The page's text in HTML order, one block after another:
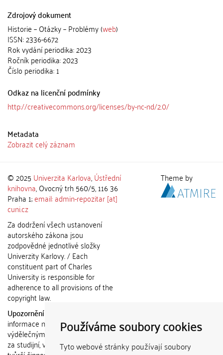
Používáme soubory cookies
Tyto webové stránky používají soubory
Zdrojový dokument
Historie – Otázky – Problémy (web)
ISSN: 2336-6672
Rok vydání periodika: 2023
Ročník periodika: 2023
Číslo periodika: 1
Odkaz na licenční podmínky
http://creativecommons.org/licenses/by-nc-nd/2.0/
Metadata
Zobrazit celý záznam
© 2025 Univerzita Karlova,Ústřední
knihovna, Ovocný trh 560/5, 116 36
Praha 1;email: admin-repozitar [at]
cuni.cz
Za dodržení všech ustanovení
autorského zákona jsou
zodpovědné jednotlivé složky
Univerzity Karlovy. / Each
constituent part of Charles
University is responsible for
adherence to all provisions of the
copyright law.
Upozornění / Notice:
informace nemohou být použity k
výdělečným účelům nebo vydávány
za studijní, vědeckou nebo jinou
Theme by